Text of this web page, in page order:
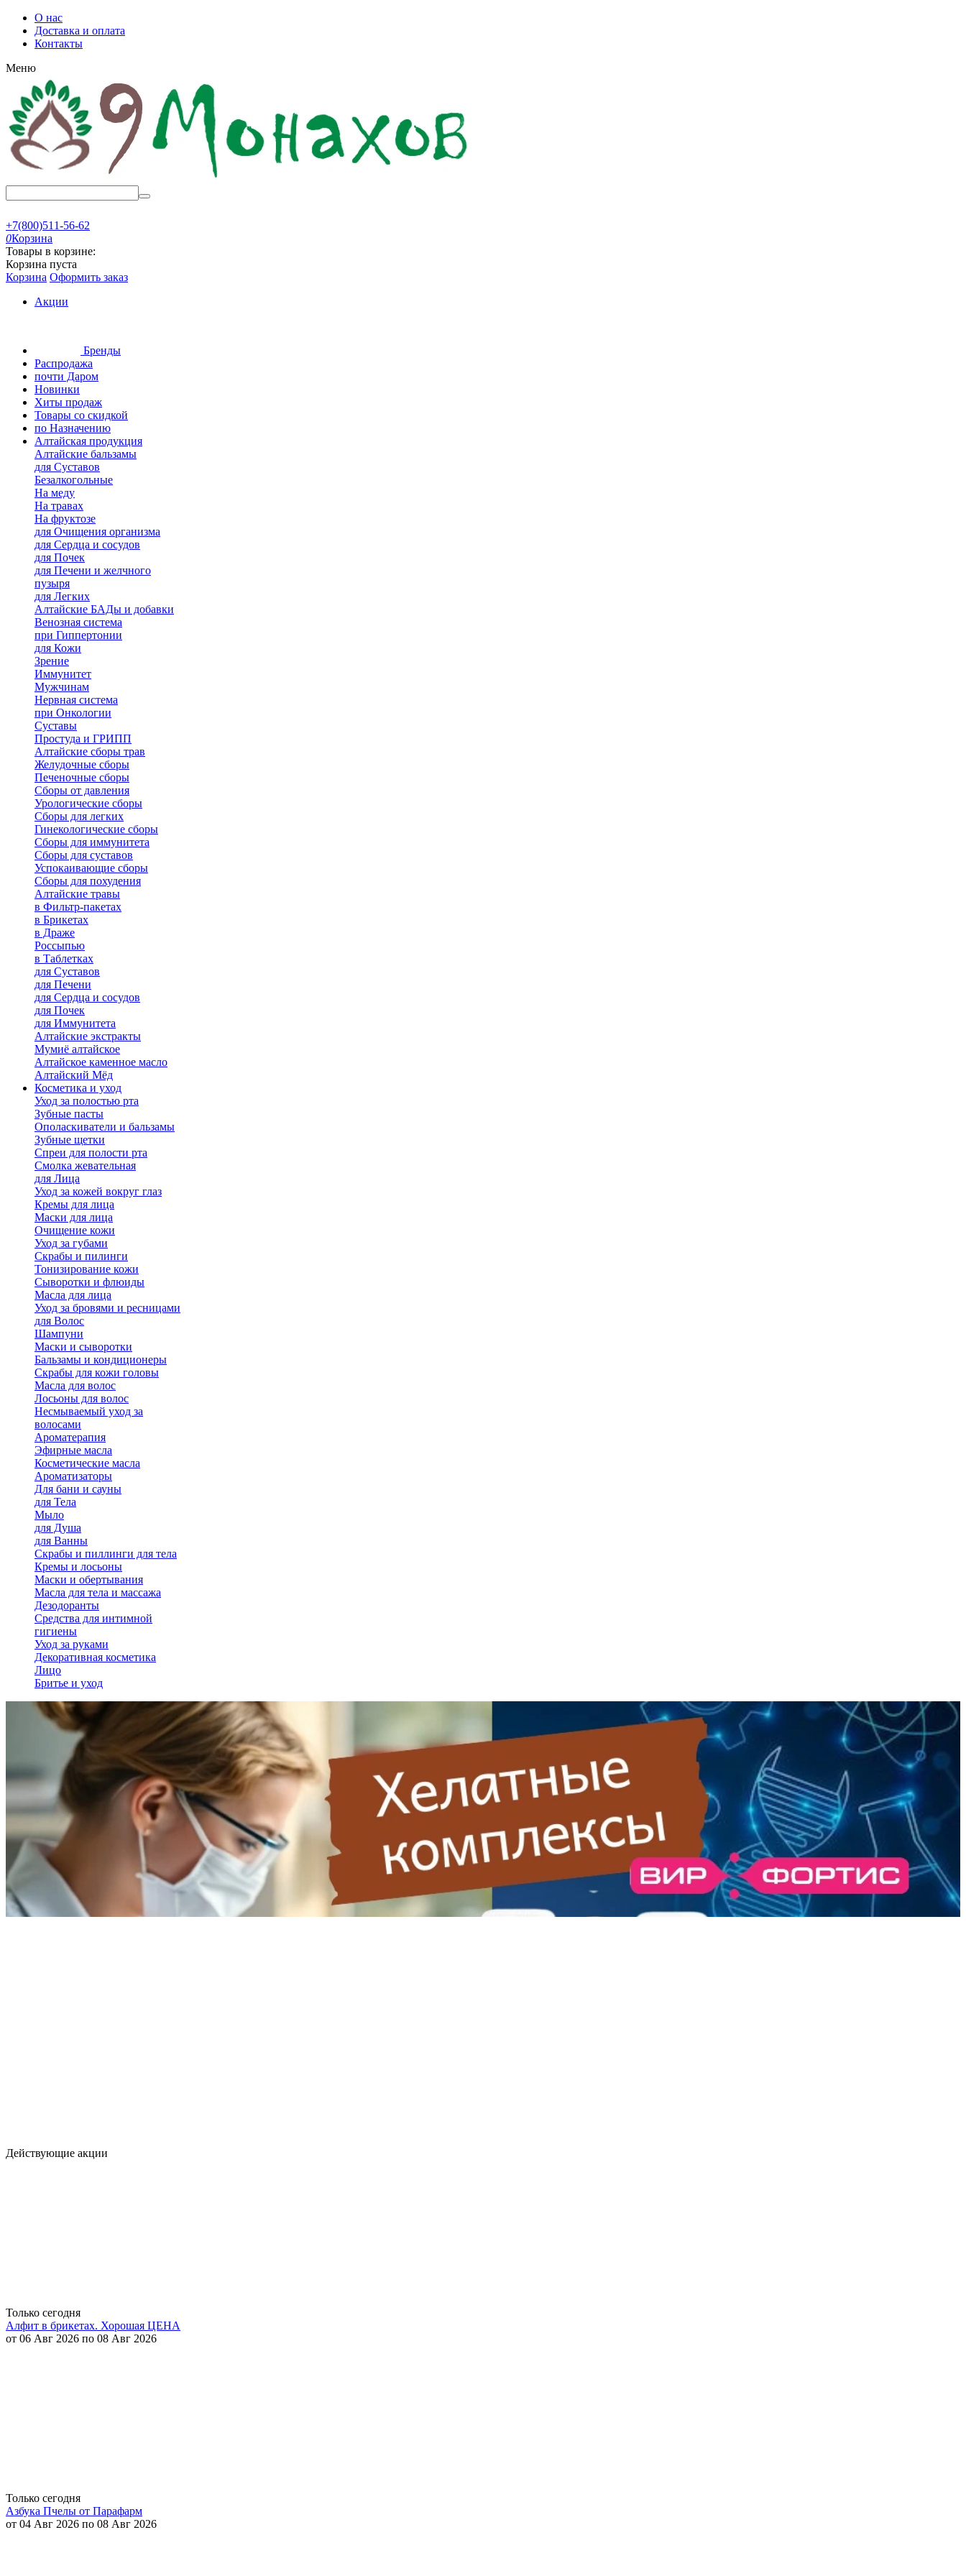
О нас
Доставка и оплата
Контакты
Меню
+7(800)511-56-62
0Корзина
Товары в корзине:
Корзина пуста
Корзина Оформить заказ
Акции
Бренды
Распродажа
почти Даром
Новинки
Хиты продаж
Товары со скидкой
по Назначению
Алтайская продукция
Алтайские бальзамы
для Суставов
Безалкогольные
На меду
На травах
На фруктозе
для Очищения организма
для Сердца и сосудов
для Почек
для Печени и желчного
пузыря
для Легких
Алтайские БАДы и добавки
Венозная система
при Гиппертонии
для Кожи
Зрение
Иммунитет
Мужчинам
Нервная система
при Онкологии
Суставы
Простуда и ГРИПП
Алтайские сборы трав
Желудочные сборы
Печеночные сборы
Сборы от давления
Урологические сборы
Сборы для легких
Гинекологические сборы
Сборы для иммунитета
Сборы для суставов
Успокаивающие сборы
Сборы для похудения
Алтайские травы
в Фильтр-пакетах
в Брикетах
в Драже
Россыпью
в Таблетках
для Cуставов
для Печени
для Сердца и сосудов
для Почек
для Иммунитета
Алтайские экстракты
Мумиё алтайское
Алтайское каменное масло
Алтайский Мёд
Косметика и уход
Уход за полостью рта
Зубные пасты
Ополаскиватели и бальзамы
Зубные щетки
Спреи для полости рта
Смолка жевательная
для Лица
Уход за кожей вокруг глаз
Кремы для лица
Маски для лица
Очищение кожи
Уход за губами
Скрабы и пилинги
Тонизирование кожи
Сыворотки и флюиды
Масла для лица
Уход за бровями и ресницами
для Волос
Шампуни
Маски и сыворотки
Бальзамы и кондиционеры
Скрабы для кожи головы
Масла для волос
Лосьоны для волос
Несмываемый уход за
волосами
Ароматерапия
Эфирные масла
Косметические масла
Ароматизаторы
Для бани и сауны
для Тела
Мыло
для Душа
для Ванны
Скрабы и пиллинги для тела
Кремы и лосьоны
Маски и обертывания
Масла для тела и массажа
Дезодоранты
Средства для интимной
гигиены
Уход за руками
Декоративная косметика
Лицо
Бритье и уход
Действующие акции
Только сегодня
Алфит в брикетах. Хорошая ЦЕНА
от 06 Авг 2026 по 08 Авг 2026
Только сегодня
Азбука Пчелы от Парафарм
от 04 Авг 2026 по 08 Авг 2026